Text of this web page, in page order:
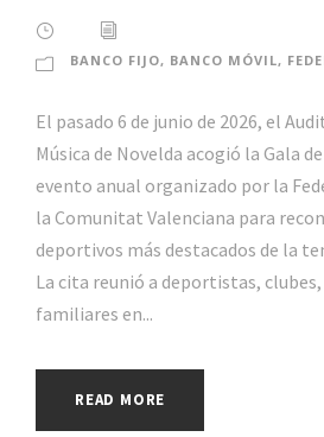
BANCO FIJO, BANCO MÓVIL,
El pasado 6 de junio de 2026, el
Música de Novelda acogió la Gala
evento anual organizado por la
la Comunitat Valenciana para
deportivos más destacados de la
La cita reunió a deportistas,
familiares en...
READ MORE